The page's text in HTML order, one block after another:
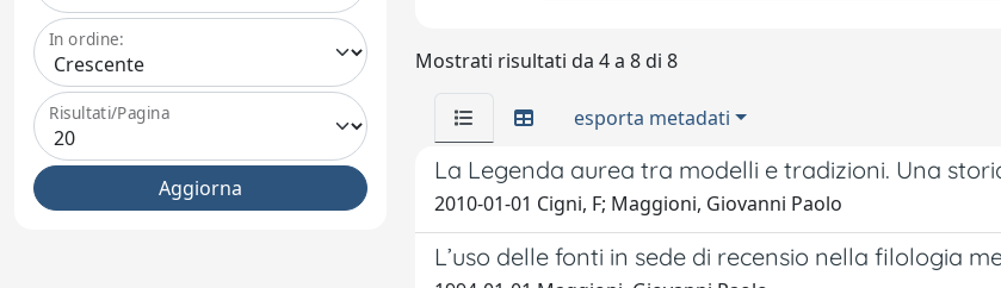
In ordine:
Risultati/Pagina
Mostrati risultati da 4 a 8 di 8
esporta metadati
La Legenda aurea tra modelli e tradizioni. Una
2010-01-01 Cigni, F; Maggioni, Giovanni Paolo
L’uso delle fonti in sede di recensio nella filologia